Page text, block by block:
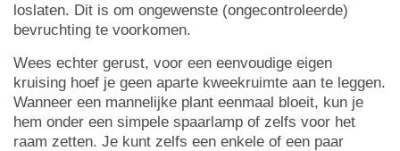
loslaten. Dit is om ongewenste (ongecontroleerde)
bevruchting te voorkomen.
Wees echter gerust, voor een eenvoudige eigen
kruising hoef je geen aparte kweekruimte aan te leggen.
Wanneer een mannelijke plant eenmaal bloeit, kun je
hem onder een simpele spaarlamp of zelfs voor het
raam zetten. Je kunt zelfs een enkele of een paar